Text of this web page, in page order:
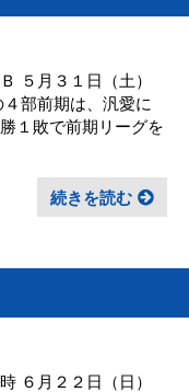
５月３１日（土）
部前期は、汎愛に
１敗で前期リーグを
続きを読む
６月２２日（日）